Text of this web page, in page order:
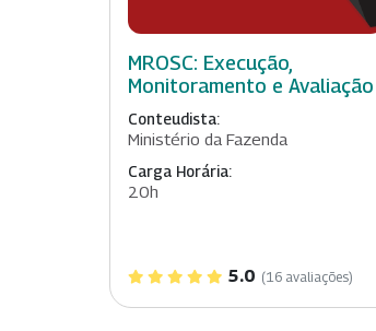
MROSC: Execução,
Monitoramento e Avaliação
Conteudista:
Ministério da Fazenda
Carga Horária:
20h
5.0 (16 avaliações)